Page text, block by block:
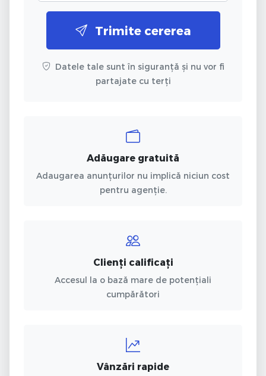
Trimite cererea
Datele tale sunt în siguranță și nu vor fi
partajate cu terți
Adăugare gratuită
Adaugarea anunțurilor nu implică niciun cost
pentru agenție.
Clienți calificați
Accesul la o bază mare de potențiali
cumpărători
Vânzări rapide